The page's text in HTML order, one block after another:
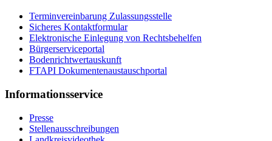
Terminvereinbarung Zulassungsstelle
Sicheres Kontaktformular
Elektronische Einlegung von Rechtsbehelfen
Bürgerserviceportal
Bodenrichtwertauskunft
FTAPI Dokumentenaustauschportal
Informationsservice
Presse
Stellenausschreibungen